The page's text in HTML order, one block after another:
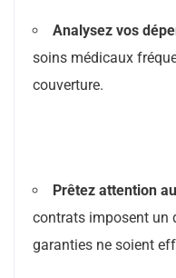
Analysez vos
soins médicaux
couverture.
Prêtez attention
contrats imposent un
garanties ne soient